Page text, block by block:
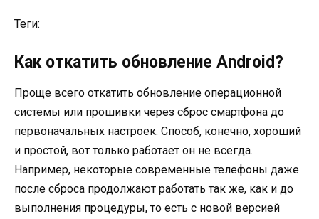
Теги:
Как откатить обновление Android?
Проще всего откатить обновление операционной
системы или прошивки через сброс смартфона до
первоначальных настроек. Способ, конечно, хороший
и простой, вот только работает он не всегда.
Например, некоторые современные телефоны даже
после сброса продолжают работать так же, как и до
выполнения процедуры, то есть с новой версией